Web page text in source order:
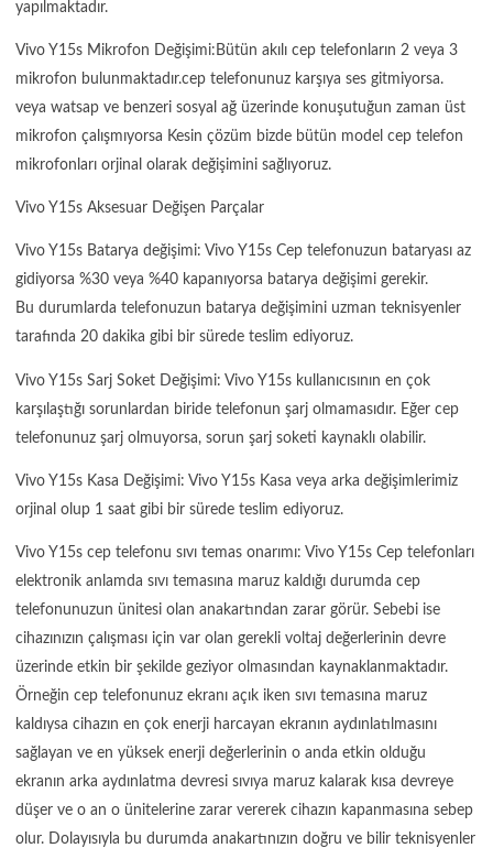
yapılmaktadır.
Vivo Y15s Mikrofon Değişimi:Bütün akılı cep telefonların 2 veya 3
mikrofon bulunmaktadır.cep telefonunuz karşıya ses gitmiyorsa.
veya watsap ve benzeri sosyal ağ üzerinde konuşutuğun zaman üst
mikrofon çalışmıyorsa Kesin çözüm bizde bütün model cep telefon
mikrofonları orjinal olarak değişimini sağlıyoruz.
Vivo Y15s Aksesuar Değişen Parçalar
Vivo Y15s Batarya değişimi: Vivo Y15s Cep telefonuzun bataryası az
gidiyorsa %30 veya %40 kapanıyorsa batarya değişimi gerekir.
Bu durumlarda telefonuzun batarya değişimini uzman teknisyenler
tarafında 20 dakika gibi bir sürede teslim ediyoruz.
Vivo Y15s Sarj Soket Değişimi: Vivo Y15s kullanıcısının en çok
karşılaştığı sorunlardan biride telefonun şarj olmamasıdır. Eğer cep
telefonunuz şarj olmuyorsa, sorun şarj soketi kaynaklı olabilir.
Vivo Y15s Kasa Değişimi: Vivo Y15s Kasa veya arka değişimlerimiz
orjinal olup 1 saat gibi bir sürede teslim ediyoruz.
Vivo Y15s cep telefonu sıvı temas onarımı: Vivo Y15s Cep telefonları
elektronik anlamda sıvı temasına maruz kaldığı durumda cep
telefonunuzun ünitesi olan anakartından zarar görür. Sebebi ise
cihazınızın çalışması için var olan gerekli voltaj değerlerinin devre
üzerinde etkin bir şekilde geziyor olmasından kaynaklanmaktadır.
Örneğin cep telefonunuz ekranı açık iken sıvı temasına maruz
kaldıysa cihazın en çok enerji harcayan ekranın aydınlatılmasını
sağlayan ve en yüksek enerji değerlerinin o anda etkin olduğu
ekranın arka aydınlatma devresi sıvıya maruz kalarak kısa devreye
düşer ve o an o ünitelerine zarar vererek cihazın kapanmasına sebep
olur. Dolayısıyla bu durumda anakartınızın doğru ve bilir teknisyenler